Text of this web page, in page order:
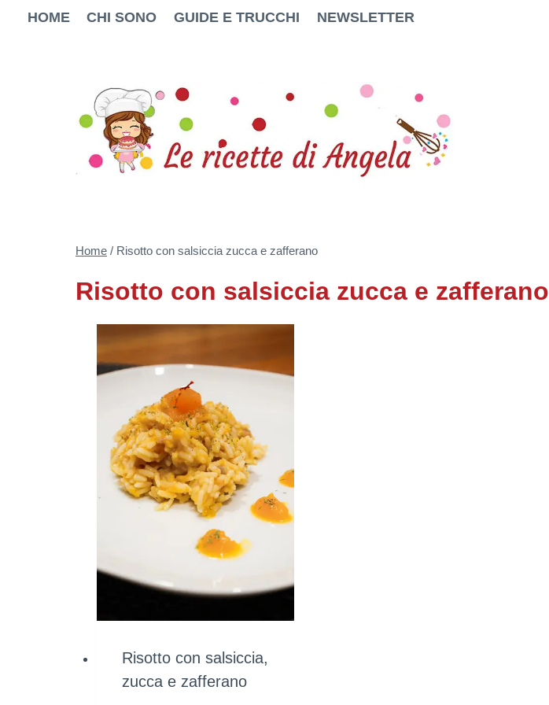
SaltaHOME CHI SONO GUIDE E TRUCCHI NEWSLETTER
Home / Risotto con salsiccia zucca e zafferano
Risotto con salsiccia zucca e zafferano
Risotto con salsiccia,
zucca e zafferano